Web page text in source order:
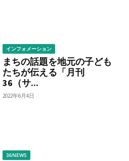
インフォメーション
まちの話題を地元の子ども
たちが伝える「月刊
36（サ...
2022年6月4日
36NEWS